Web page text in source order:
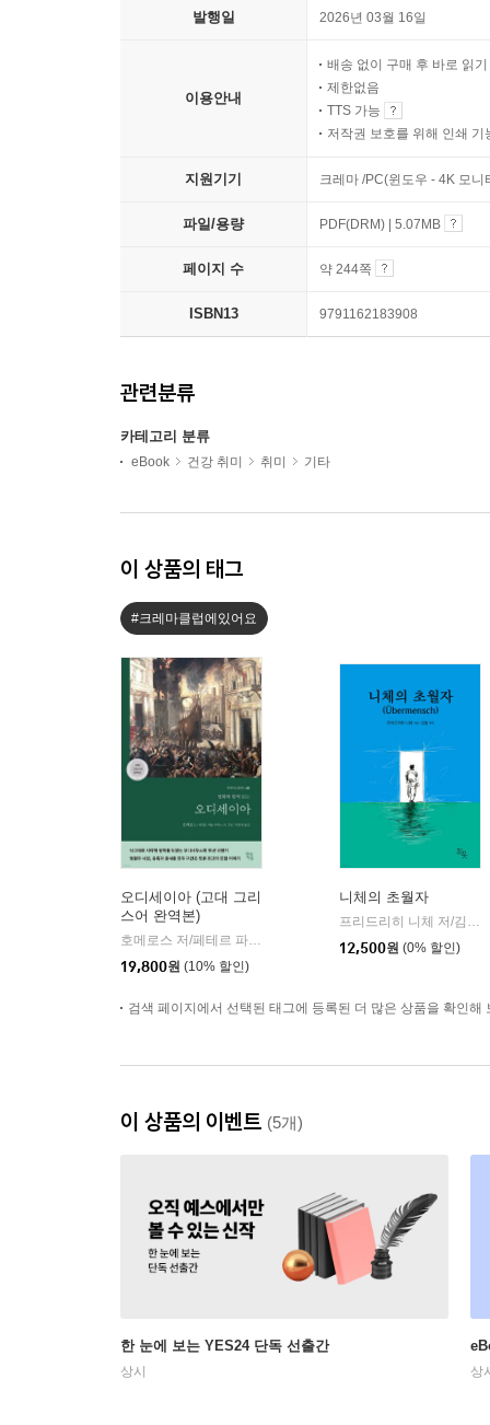
발행일 2026년 03월 16일
이용안내
배송 없이 구매 후 바로 읽기
제한없음
TTS 가능
저작권 보호를 위해 인쇄 기
지원기기 크레마 /PC(윈도우 - 4K 모
파일/용량 PDF(DRM) | 5.07MB
페이지 수 약 244쪽
ISBN13 9791162183908
관련분류
카테고리 분류
eBook 건강 취미 취미 기타
이 상품의 태그
#크레마클럽에있어요
오디세이아 (고대 그리
스어 완역본)
| 현대지성
19,800원 (10% 할인)
니체의 초월자
12,500원 (0% 할인)
검색 페이지에서 선택된 태그에 등록된 더 많은 상품을 확인해
이 상품의 이벤트 (5개)
한 눈에 보는 YES24 단독 선출간
상시 상